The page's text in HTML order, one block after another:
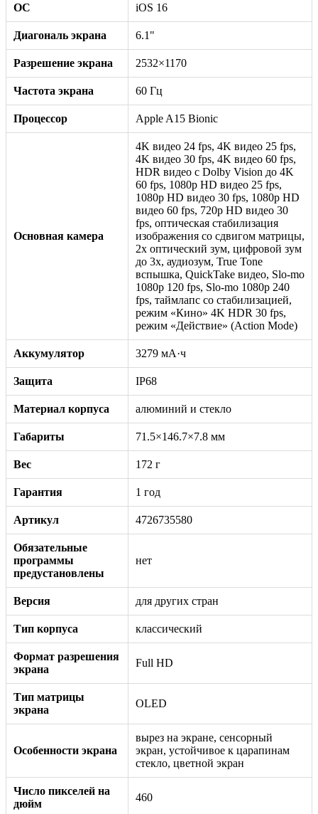
ОС iOS 16
Диагональ экрана 6.1"
Разрешение экрана 2532×1170
Частота экрана 60 Гц
Процессор Apple A15 Bionic
Основная камера
4K видео 24 fps, 4K видео 25 fps,
4K видео 30 fps, 4K видео 60 fps,
HDR видео с Dolby Vision до 4K
60 fps, 1080p HD видео 25 fps,
1080p HD видео 30 fps, 1080p HD
видео 60 fps, 720p HD видео 30
fps, оптическая стабилизация
изображения со сдвигом матрицы,
2x оптический зум, цифровой зум
до 3x, аудиозум, True Tone
вспышка, QuickTake видео, Slo-mo
1080p 120 fps, Slo-mo 1080p 240
fps, таймлапс со стабилизацией,
режим «Кино» 4K HDR 30 fps,
режим «Действие» (Action Mode)
Аккумулятор 3279 мА·ч
Защита IP68
Материал корпуса алюминий и стекло
Габариты 71.5×146.7×7.8 мм
Вес 172 г
Гарантия 1 год
Артикул 4726735580
Обязательные
программы
предустановлены
нет
Версия для других стран
Тип корпуса классический
Формат разрешения
экрана
Full HD
Тип матрицы
экрана
OLED
Особенности экрана
вырез на экране, сенсорный
экран, устойчивое к царапинам
стекло, цветной экран
Число пикселей на
дюйм
460